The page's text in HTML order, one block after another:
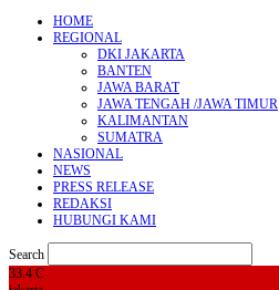
HOME
REGIONAL
DKI JAKARTA
BANTEN
JAWA BARAT
JAWA TENGAH /JAWA TIMUR
KALIMANTAN
SUMATRA
NASIONAL
NEWS
PRESS RELEASE
REDAKSI
HUBUNGI KAMI
Search
33.4 C